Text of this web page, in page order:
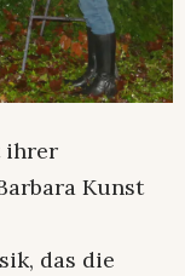
ihrer
Kunst
das die